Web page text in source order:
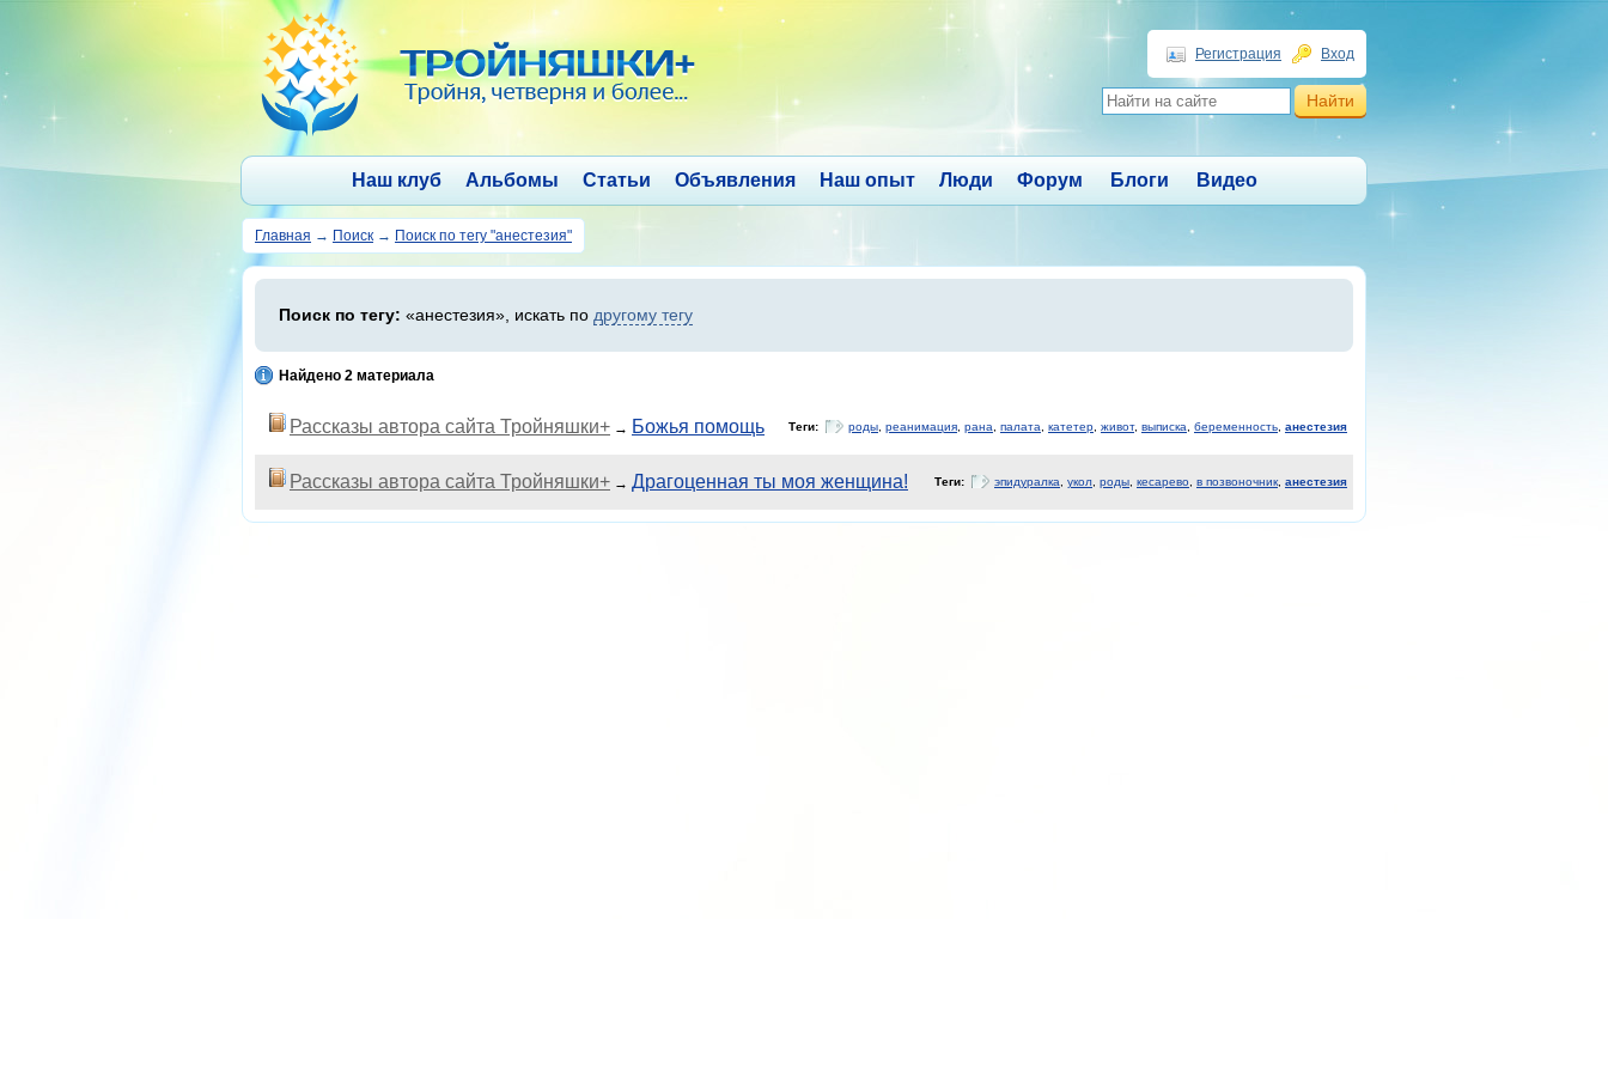
Регистрация Вход
Наш клуб Альбомы Статьи Объявления Наш опыт Люди Форум Блоги Видео
Главная → Поиск → Поиск по тегу "анестезия"
Поиск по тегу: «анестезия», искать по другому тегу
Найдено 2 материала
Рассказы автора сайта Тройняшки+ → Божья помощь Теги: роды реанимация рана палата катетер живот, выписка беременность анестезия
Рассказы автора сайта Тройняшки+ → Драгоценная ты моя женщина! Теги: эпидуралка укол роды кесарево в позвоночник анестезия